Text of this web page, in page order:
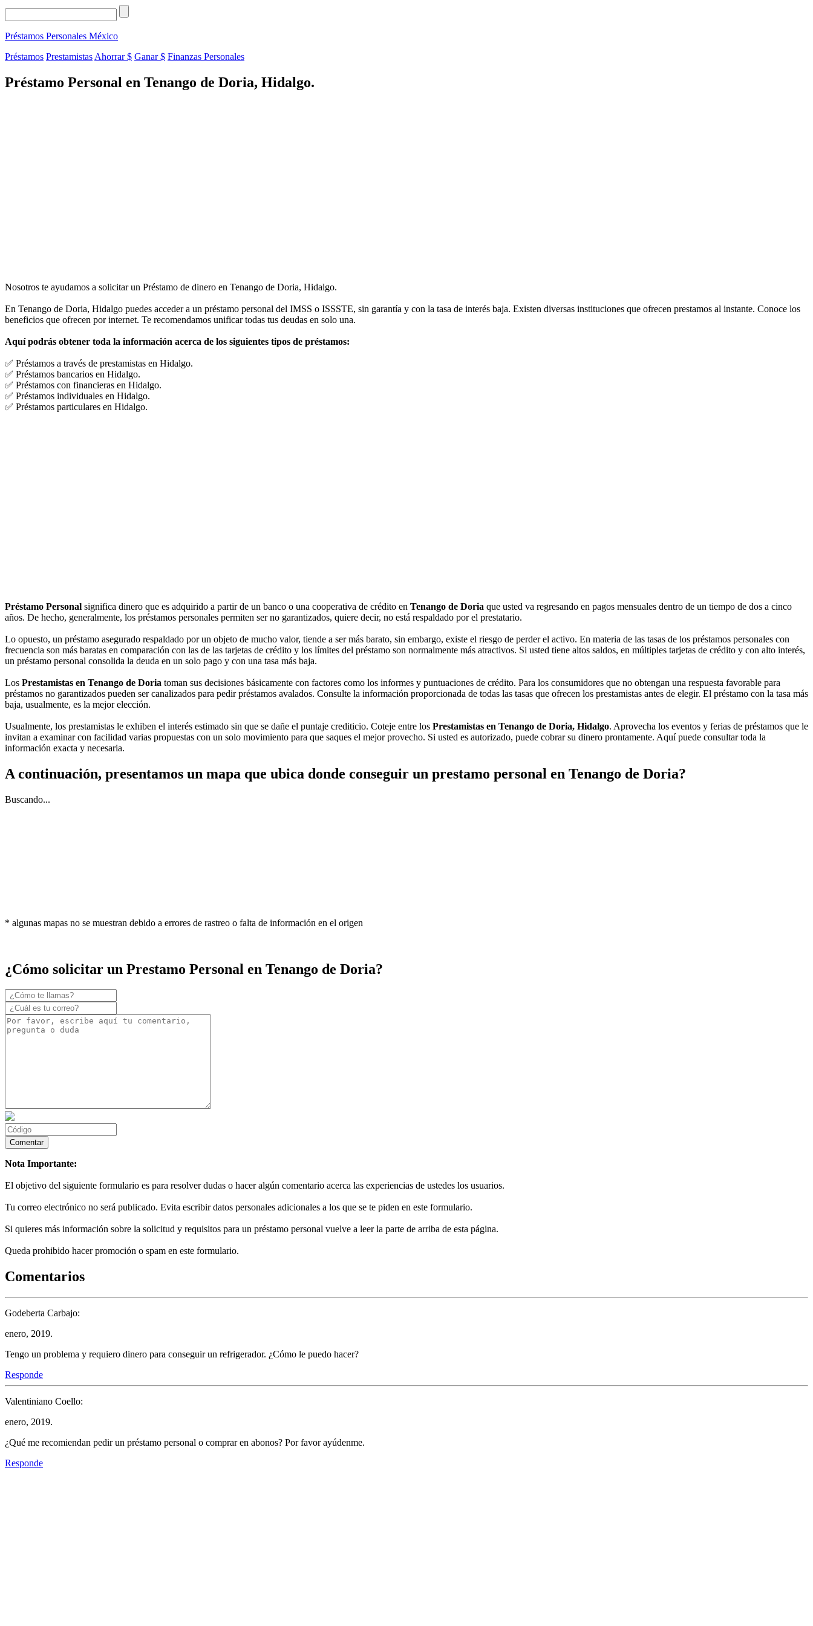
Préstamos Personales México
Préstamos Prestamistas Ahorrar $ Ganar $ Finanzas Personales
Préstamo Personal en Tenango de Doria, Hidalgo.
Nosotros te ayudamos a solicitar un Préstamo de dinero en Tenango de Doria, Hidalgo.
En Tenango de Doria, Hidalgo puedes acceder a un préstamo personal del IMSS o ISSSTE, sin garantía y con la tasa de interés baja. Existen diversas instituciones que ofrecen prestamos al instante. Conoce los
beneficios que ofrecen por internet. Te recomendamos unificar todas tus deudas en solo una.
Aquí podrás obtener toda la información acerca de los siguientes tipos de préstamos:
✅ Préstamos a través de prestamistas en Hidalgo.
✅ Préstamos bancarios en Hidalgo.
✅ Préstamos con financieras en Hidalgo.
✅ Préstamos individuales en Hidalgo.
✅ Préstamos particulares en Hidalgo.
Préstamo Personal significa dinero que es adquirido a partir de un banco o una cooperativa de crédito en Tenango de Doria que usted va regresando en pagos mensuales dentro de un tiempo de dos a cinco
años. De hecho, generalmente, los préstamos personales permiten ser no garantizados, quiere decir, no está respaldado por el prestatario.
Lo opuesto, un préstamo asegurado respaldado por un objeto de mucho valor, tiende a ser más barato, sin embargo, existe el riesgo de perder el activo. En materia de las tasas de los préstamos personales con
frecuencia son más baratas en comparación con las de las tarjetas de crédito y los límites del préstamo son normalmente más atractivos. Si usted tiene altos saldos, en múltiples tarjetas de crédito y con alto interés,
un préstamo personal consolida la deuda en un solo pago y con una tasa más baja.
Los Prestamistas en Tenango de Doria toman sus decisiones básicamente con factores como los informes y puntuaciones de crédito. Para los consumidores que no obtengan una respuesta favorable para
préstamos no garantizados pueden ser canalizados para pedir préstamos avalados. Consulte la información proporcionada de todas las tasas que ofrecen los prestamistas antes de elegir. El préstamo con la tasa más
baja, usualmente, es la mejor elección.
Usualmente, los prestamistas le exhiben el interés estimado sin que se dañe el puntaje crediticio. Coteje entre los Prestamistas en Tenango de Doria, Hidalgo. Aprovecha los eventos y ferias de préstamos que le
invitan a examinar con facilidad varias propuestas con un solo movimiento para que saques el mejor provecho. Si usted es autorizado, puede cobrar su dinero prontamente. Aquí puede consultar toda la
información exacta y necesaria.
A continuación, presentamos un mapa que ubica donde conseguir un prestamo personal en Tenango de Doria?
Buscando...
* algunas mapas no se muestran debido a errores de rastreo o falta de información en el origen
¿Cómo solicitar un Prestamo Personal en Tenango de Doria?
Nota Importante:
El objetivo del siguiente formulario es para resolver dudas o hacer algún comentario acerca las experiencias de ustedes los usuarios.
Tu correo electrónico no será publicado. Evita escribir datos personales adicionales a los que se te piden en este formulario.
Si quieres más información sobre la solicitud y requisitos para un préstamo personal vuelve a leer la parte de arriba de esta página.
Queda prohibido hacer promoción o spam en este formulario.
Comentarios
Godeberta Carbajo:
enero, 2019.
Tengo un problema y requiero dinero para conseguir un refrigerador. ¿Cómo le puedo hacer?
Responde
Valentiniano Coello:
enero, 2019.
¿Qué me recomiendan pedir un préstamo personal o comprar en abonos? Por favor ayúdenme.
Responde